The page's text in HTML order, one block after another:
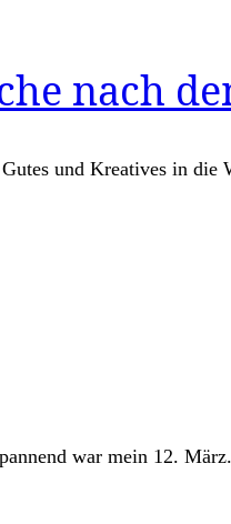
nach
und Kreatives in die
war mein 12. März.